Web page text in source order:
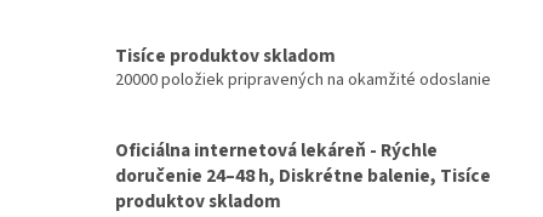
Tisíce produktov skladom
20000 položiek pripravených na okamžité odoslanie
Oficiálna internetová lekáreň - Rýchle
doručenie 24–48 h, Diskrétne balenie, Tisíce
produktov skladom